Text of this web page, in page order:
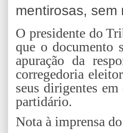
mentirosas,
O presidente do
que o documento
apuração da
corregedoria
seus dirigentes
partidário.
Nota à imprensa